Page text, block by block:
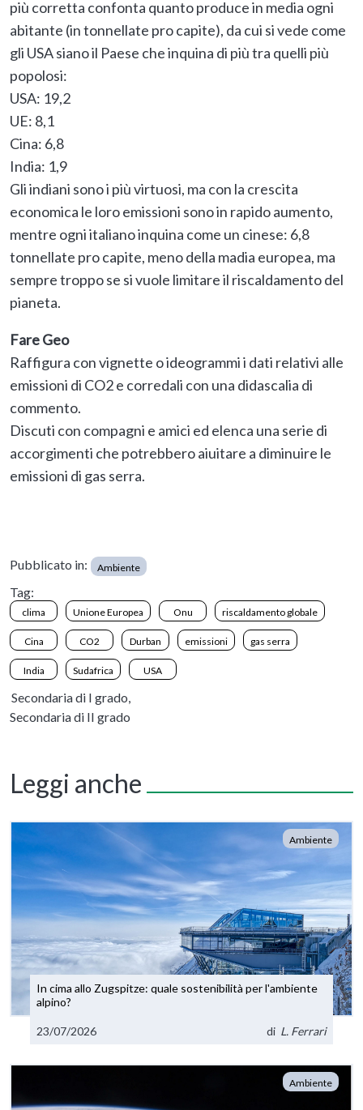
più corretta confonta quanto produce in media ogni
abitante (in tonnellate pro capite), da cui si vede come
gli USA siano il Paese che inquina di più tra quelli più
popolosi:
USA: 19,2
UE: 8,1
Cina: 6,8
India: 1,9
Gli indiani sono i più virtuosi, ma con la crescita
economica le loro emissioni sono in rapido aumento,
mentre ogni italiano inquina come un cinese: 6,8
tonnellate pro capite, meno della madia europea, ma
sempre troppo se si vuole limitare il riscaldamento del
pianeta.
Fare Geo
Raffigura con vignette o ideogrammi i dati relativi alle
emissioni di CO2 e corredali con una didascalia di
commento.
Discuti con compagni e amici ed elenca una serie di
accorgimenti che potrebbero aiuitare a diminuire le
emissioni di gas serra.
Pubblicato in: Ambiente
Tag:
clima Unione Europea Onu riscaldamento globale
Cina CO2 Durban emissioni gas serra
India Sudafrica USA
Secondaria di I grado,
Secondaria di II grado
Leggi anche
Ambiente
In cima allo Zugspitze: quale sostenibilità per l'ambiente
alpino?
23/07/2026 di L. Ferrari
Ambiente